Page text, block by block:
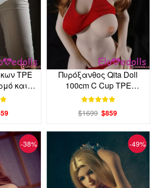
TPE
και
Πυρόξανθος Qita Doll
100cm C Cup TPE
Κούκλα Ενηλίκων
$1699 $859
-38% -49%